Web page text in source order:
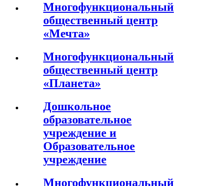
Многофункциональный
общественный центр
«Мечта»
Многофункциональный
общественный центр
«Планета»
Дошкольное
образовательное
учреждение и
Образовательное
учреждение
Многофункциональный